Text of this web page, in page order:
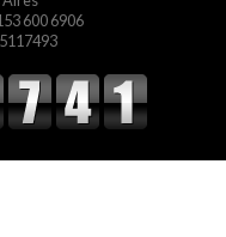
600 6906
5117493